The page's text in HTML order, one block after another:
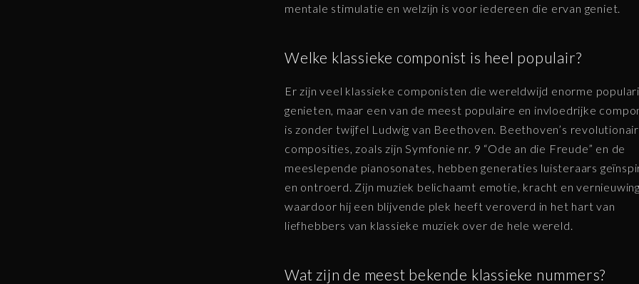
mentale stimulatie en welzijn is voor iedereen die ervan geniet.
Welke klassieke componist is heel populair?
Er zijn veel klassieke componisten die wereldwijd enorme
genieten, maar een van de meest populaire en invloedrijke
is zonder twijfel Ludwig van Beethoven. Beethoven’s
composities, zoals zijn Symfonie nr. 9 “Ode an die Freude” en de
meeslepende pianosonates, hebben generaties luisteraars
en ontroerd. Zijn muziek belichaamt emotie, kracht en
waardoor hij een blijvende plek heeft veroverd in het hart van
liefhebbers van klassieke muziek over de hele wereld.
Wat zijn de meest bekende klassieke nummers?